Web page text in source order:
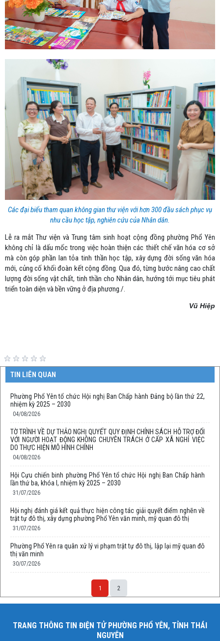
Các đại biểu tham quan không gian thư viện với hơn 300 đầu sách phục vụ
nhu cầu học tập, nghiên cứu của Nhân dân.
Lễ ra mắt Thư viện và Trung tâm sinh hoạt cộng đồng phường Phổ Yên
không chỉ là dấu mốc trong việc hoàn thiện các thiết chế văn hóa cơ sở
mà còn góp phần lan tỏa tinh thần học tập, xây dựng đời sống văn hóa
mới, củng cố khối đoàn kết cộng đồng. Qua đó, từng bước nâng cao chất
lượng đời sống vật chất, tinh thần cho Nhân dân, hướng tới mục tiêu phát
triển toàn diện và bền vững ở địa phương./.
Vũ Hiệp
TIN LIÊN QUAN
Phường Phổ Yên tổ chức Hội nghị Ban Chấp hành Đảng bộ lần thứ 22,
nhiệm kỳ 2025 – 2030
04/08/2026
TỜ TRÌNH VỀ DỰ THẢO NGHỊ QUYẾT QUY ĐỊNH CHÍNH SÁCH HỖ TRỢ ĐỐI
VỚI NGƯỜI HOẠT ĐỘNG KHÔNG CHUYÊN TRÁCH Ở CẤP XÃ NGHỈ VIỆC
DO THỰC HIỆN MÔ HÌNH CHÍNH
04/08/2026
Hội Cựu chiến binh phường Phổ Yên tổ chức Hội nghị Ban Chấp hành
lần thứ ba, khóa I, nhiệm kỳ 2025 – 2030
31/07/2026
Hội nghị đánh giá kết quả thực hiện công tác giải quyết điểm nghẽn về
trật tự đô thị, xây dựng phường Phổ Yên văn minh, mỹ quan đô thị
31/07/2026
Phường Phổ Yên ra quân xử lý vi phạm trật tự đô thị, lập lại mỹ quan đô
thị văn minh
30/07/2026
1 2
TRANG THÔNG TIN ĐIỆN TỬ PHƯỜNG PHỔ YÊN, TỈNH THÁI
NGUYÊN